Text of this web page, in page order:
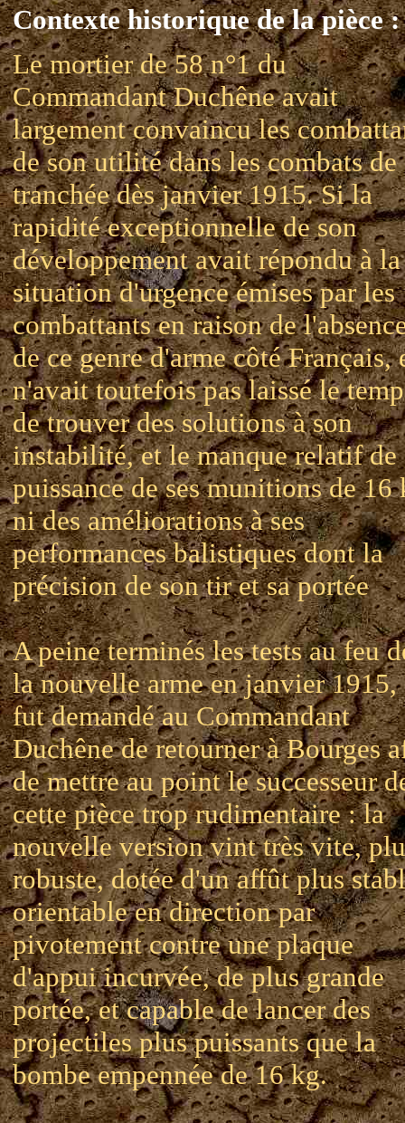
Contexte historique de la pièce :
Le mortier de 58 n°1 du
Commandant Duchêne avait
largement convaincu les
de son utilité dans les combats de
tranchée dès janvier 1915. Si la
rapidité exceptionnelle de son
développement avait répondu à la
situation d'urgence émises par les
combattants en raison de
de ce genre d'arme côté Français,
n'avait toutefois pas laissé le
de trouver des solutions à son
instabilité, et le manque relatif de
puissance de ses munitions de 16
ni des améliorations à ses
performances balistiques dont la
précision de son tir et sa portée
A peine terminés les tests au feu
la nouvelle arme en janvier
fut demandé au Commandant
Duchêne de retourner à Bourges
de mettre au point le successeur
cette pièce trop rudimentaire : la
nouvelle version vint très vite,
robuste, dotée d'un affût plus
orientable en direction par
pivotement contre une plaque
d'appui incurvée, de plus grande
portée, et capable de lancer des
projectiles plus puissants que la
bombe empennée de 16 kg.